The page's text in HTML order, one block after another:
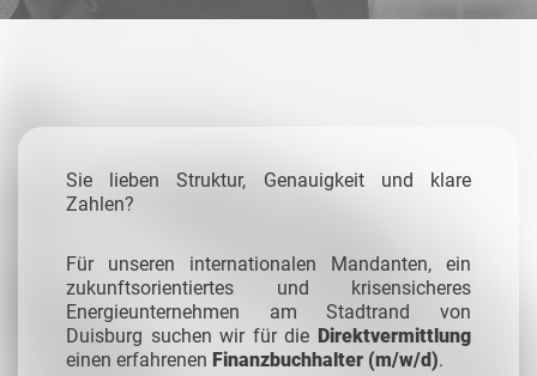
Sie lieben Struktur, Genauigkeit und klare
Zahlen?
Für unseren internationalen Mandanten, ein
zukunftsorientiertes und krisensicheres
Energieunternehmen am Stadtrand von
Duisburg suchen wir für die Direktvermittlung
einen erfahrenen Finanzbuchhalter (m/w/d).